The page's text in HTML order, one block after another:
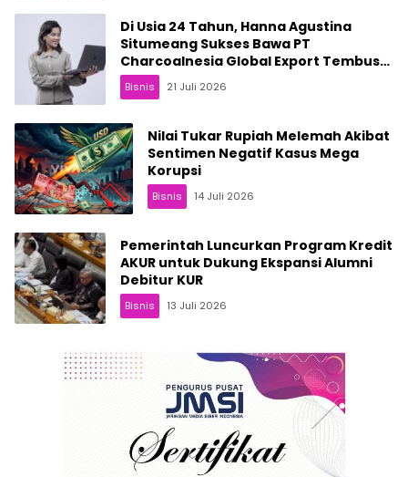
Di Usia 24 Tahun, Hanna Agustina
Situmeang Sukses Bawa PT
Charcoalnesia Global Export Tembus
Pasar Internasional
Bisnis 21 Juli 2026
Nilai Tukar Rupiah Melemah Akibat
Sentimen Negatif Kasus Mega
Korupsi
Bisnis 14 Juli 2026
Pemerintah Luncurkan Program Kredit
AKUR untuk Dukung Ekspansi Alumni
Debitur KUR
Bisnis 13 Juli 2026